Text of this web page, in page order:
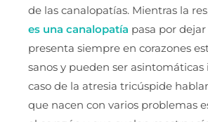
de las canalopatías. Mientras la
es una canalopatía pasa por
presenta siempre en corazones
sanos y pueden ser asintomáticas
caso de la atresia tricúspide
que nacen con varios problemas